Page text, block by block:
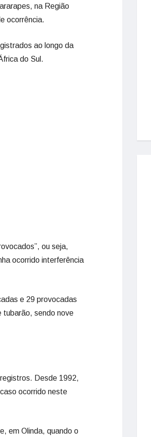
na Região
ocorrência.
ao longo da
do Sul.
ou seja,
ocorrido interferência
e 29 provocadas
tubarão, sendo nove
Desde 1992,
ocorrido neste
em Olinda, quando o